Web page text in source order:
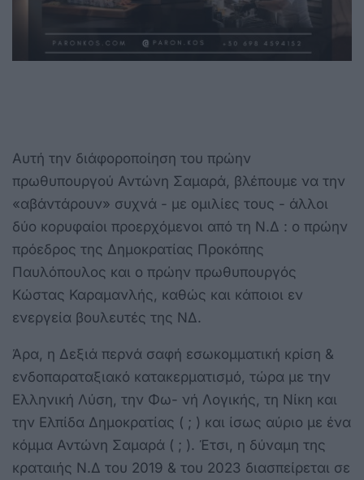
Αυτή την διάφοροποίηση του πρώην
πρωθυπουργού Αντώνη Σαμαρά, βλέπουμε να την
«αβάντάρουν» συχνά - με ομιλίες τους - άλλοι
δύο κορυφαίοι προερχόμενοι από τη Ν.Δ : ο πρώην
πρόεδρος της Δημοκρατίας Προκόπης
Παυλόπουλος και ο πρώην πρωθυπουργός
Κώστας Καραμανλής, καθώς και κάποιοι εν
ενεργεία βουλευτές της ΝΔ.
Άρα, η Δεξιά περνά σαφή εσωκομματική κρίση &
ενδοπαραταξιακό κατακερματισμό, τώρα με την
Ελληνική Λύση, την Φω- νή Λογικής, τη Νίκη και
την Ελπίδα Δημοκρατίας ( ; ) και ίσως αύριο με ένα
κόμμα Αντώνη Σαμαρά ( ; ). Έτσι, η δύναμη της
κραταιής Ν.Δ του 2019 & του 2023 διασπείρεται σε